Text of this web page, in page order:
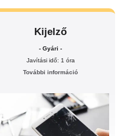
Kijelző
- Gyári -
Javítási idő: 1 óra
További információ